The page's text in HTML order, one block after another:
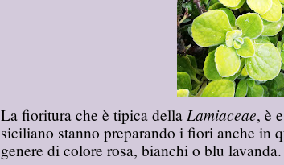
La fioritura che è tipica della Lamiaceae, è
siciliano stanno preparando i fiori anche
genere di colore rosa, bianchi o blu lavanda.